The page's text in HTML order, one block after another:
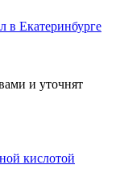
в Екатеринбурге
и уточнят